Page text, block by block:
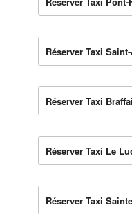
Réserver Taxi
Réserver Taxi
Réserver Taxi Le
Réserver Taxi